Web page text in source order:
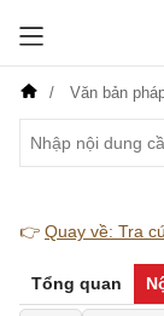
Văn bản
👉 Quay về: Tra
Tổng quan